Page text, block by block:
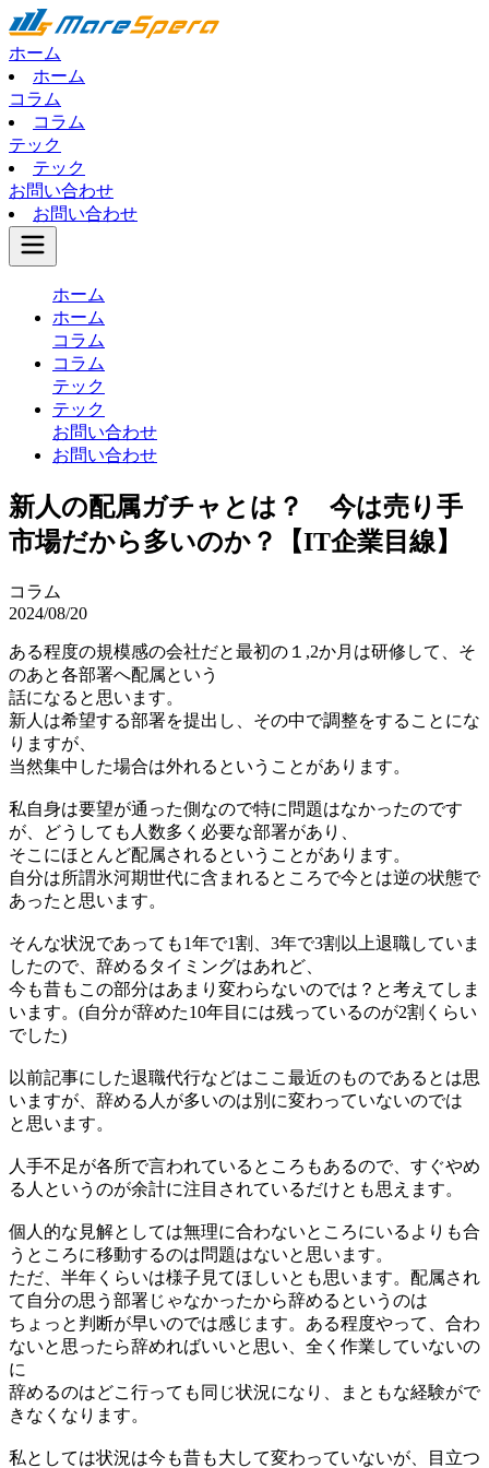
ホーム
ホーム
コラム
コラム
テック
テック
お問い合わせ
お問い合わせ
ホーム
ホーム
コラム
コラム
テック
テック
お問い合わせ
お問い合わせ
新人の配属ガチャとは？ 今は売り手
市場だから多いのか？【IT企業目線】
コラム
2024/08/20
ある程度の規模感の会社だと最初の１,2か月は研修して、そ
のあと各部署へ配属という
話になると思います。
新人は希望する部署を提出し、その中で調整をすることにな
りますが、
当然集中した場合は外れるということがあります。
私自身は要望が通った側なので特に問題はなかったのです
が、どうしても人数多く必要な部署があり、
そこにほとんど配属されるということがあります。
自分は所謂氷河期世代に含まれるところで今とは逆の状態で
あったと思います。
そんな状況であっても1年で1割、3年で3割以上退職していま
したので、辞めるタイミングはあれど、
今も昔もこの部分はあまり変わらないのでは？と考えてしま
います。(自分が辞めた10年目には残っているのが2割くらい
でした)
以前記事にした退職代行などはここ最近のものであるとは思
いますが、辞める人が多いのは別に変わっていないのでは
と思います。
人手不足が各所で言われているところもあるので、すぐやめ
る人というのが余計に注目されているだけとも思えます。
個人的な見解としては無理に合わないところにいるよりも合
うところに移動するのは問題はないと思います。
ただ、半年くらいは様子見てほしいとも思います。配属され
て自分の思う部署じゃなかったから辞めるというのは
ちょっと判断が早いのでは感じます。ある程度やって、合わ
ないと思ったら辞めればいいと思い、全く作業していないの
に
辞めるのはどこ行っても同じ状況になり、まともな経験がで
きなくなります。
私としては状況は今も昔も大して変わっていないが、目立つ